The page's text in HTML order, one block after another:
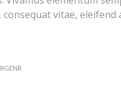
vitae, eleifend